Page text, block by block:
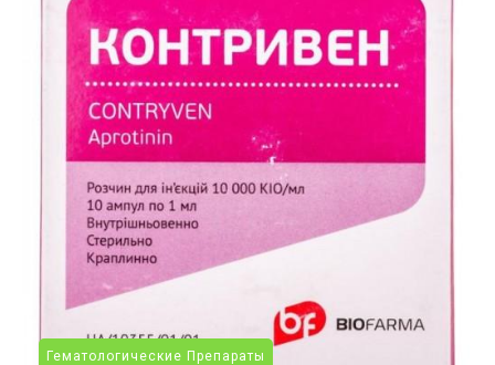
Гематологические Препараты